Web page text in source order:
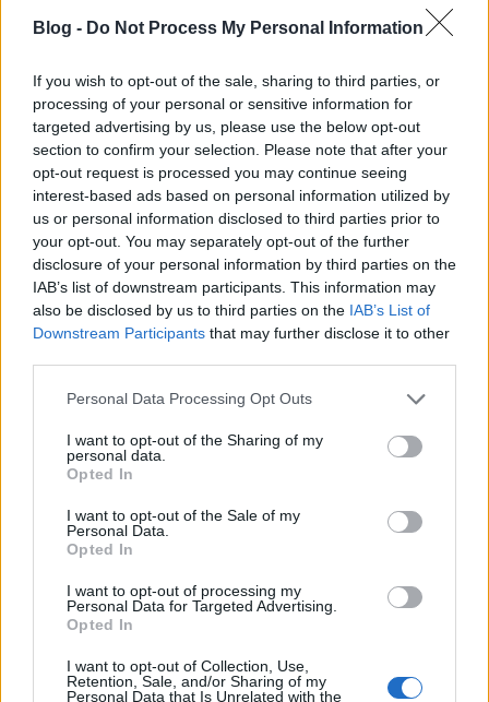
Blog - Do Not Process My Personal Information
If you wish to opt-out of the sale, sharing to third parties, or
processing of your personal or sensitive information for
targeted advertising by us, please use the below opt-out
section to confirm your selection. Please note that after your
opt-out request is processed you may continue seeing
interest-based ads based on personal information utilized by
us or personal information disclosed to third parties prior to
your opt-out. You may separately opt-out of the further
disclosure of your personal information by third parties on the
IAB’s list of downstream participants. This information may
also be disclosed by us to third parties on the IAB’s List of
Downstream Participants that may further disclose it to other
Please note that this website/app uses one or more Google
not limited to your visit or usage behaviour. You may click to
grant or deny consent to Google and its third-party tags to
use your data for below specified purposes in below Google
consent section.
Personal Data Processing Opt Outs
I want to opt-out of the Sharing of my
personal data.
Opted In
I want to opt-out of the Sale of my
Personal Data.
Opted In
I want to opt-out of processing my
Personal Data for Targeted Advertising.
Opted In
I want to opt-out of Collection, Use,
Retention, Sale, and/or Sharing of my
Personal Data that Is Unrelated with the
sokkal korábban…
Zöldfűszerek termesztése és
elfogyasztása
kkm.furdancs•2018. február 07.
A megfelelő mértékkel használt fűszerek kivételes
ízekkel és illatokkal gazdagítják ételeinket,
befolyásolják étvágyunkat, serkentik az
emésztésünket, és különféle vitaminokat is
tartalmaznak. Sok fűszernövénynek gyógyhatása is
van szervezetünkre. A fűszernövényekkel
változatosságot vihetünk…